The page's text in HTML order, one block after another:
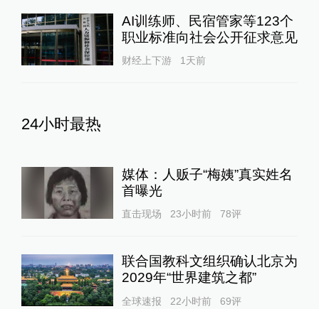
AI训练师、民宿管家等123个
职业标准向社会公开征求意见
财经上下游 1天前
24小时最热
媒体：人贩子“梅姨”真实姓名
首曝光
直击现场 23小时前 78评
联合国教科文组织确认北京为
2029年“世界建筑之都”
全球速报 22小时前 69评